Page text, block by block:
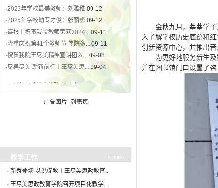
·2025年学校幼专才俊：张丽影 09-12
·喜报丨祝贺我院教师荣获2024... 09-11
·隆重庆祝第41个教师节 学院多... 09-11
· 祝贺我院王尽美精神宣讲团入... 09-08
·尽善尽美 励新前行丨王尽美思... 09-04
王尽美思政教育学院开展“九...
新老教师结对传帮带 科研教学...
09-17
赓续红色血脉 培育时代新人 |...
祝贺我院王尽美精神宣讲团入...
尽善尽美 励新前行丨王尽美思... 09-04
广告图片_列表页
教学工作
· 新秀登场 以说促教丨王尽美思政教育...
· 王尽美思政教育学院召开项目化教学...
金秋九月，莘莘学
入了解学校历史底蕴和
创新资源中心，并推出
为更好地服务新生
并在图书馆门口设置了